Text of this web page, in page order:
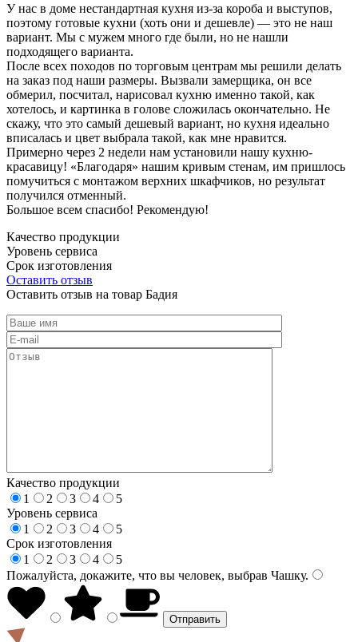
У нас в доме нестандартная кухня из-за короба и выступов,
поэтому готовые кухни (хоть они и дешевле) — это не наш
вариант. Мы с мужем много где были, но не нашли
подходящего варианта.
После всех походов по торговым центрам мы решили делать
на заказ под наши размеры. Вызвали замерщика, он все
обмерил, посчитал, нарисовал кухню именно такой, как
хотелось, и картинка в голове сложилась окончательно. Не
скажу, что это самый дешевый вариант, но кухня идеально
вписалась и цвет выбрала такой, как мне нравится.
Примерно через 2 недели нам установили нашу кухню-
красавицу! «Благодаря» нашим кривым стенам, им пришлось
помучиться с монтажом верхних шкафчиков, но результат
получился отменный.
Большое всем спасибо! Рекомендую!
Качество продукции
Уровень сервиса
Срок изготовления
Оставить отзыв
Оставить отзыв на товар Бадия
Качество продукции
1
2 3 4
5
Уровень сервиса
1
2 3 4
5
Срок изготовления
1
2 3 4
5
Пожалуйста, докажите, что вы человек, выбрав Чашку.